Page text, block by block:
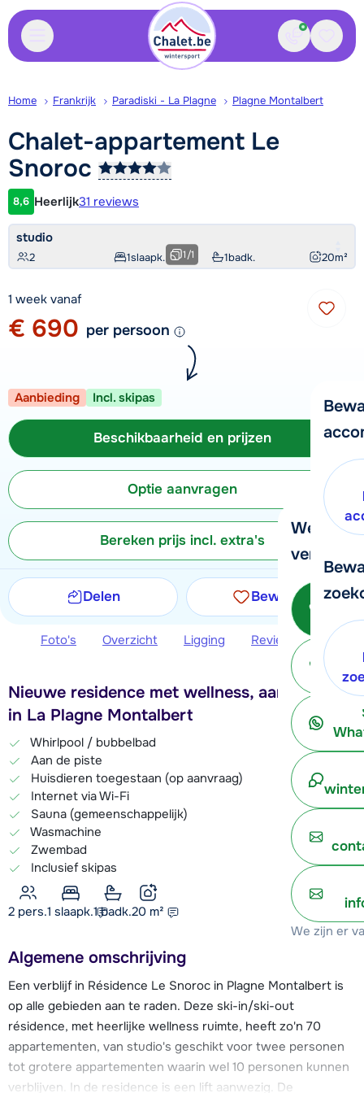
Contact
We
verder!
We zijn er
Home Frankrijk Paradiski - La Plagne Plagne Montalbert
Chalet-appartement Le
Snoroc
Klantwaardering
8,6 Heerlijk31 reviews
studio
2 1slaapk. 1badk. 20m²
1/1
1 week vanaf
€ 690 per persoon
Aanbieding Incl. skipas
Beschikbaarheid en prijzen
Optie aanvragen
Bereken prijs incl. extra's
Delen Bewaren
Foto's Overzicht Ligging Reviews
Nieuwe residence met wellness, aan de piste
in La Plagne Montalbert
Whirlpool / bubbelbad
Aan de piste
Huisdieren toegestaan (op aanvraag)
Internet via Wi-Fi
Sauna (gemeenschappelijk)
Wasmachine
Zwembad
Inclusief skipas
2 pers.1 slaapk.1 badk.20 m²
Algemene omschrijving
Een verblijf in Résidence Le Snoroc in Plagne Montalbert is
op alle gebieden aan te raden. Deze ski-in/ski-out
résidence, met heerlijke wellness ruimte, heeft zo'n 70
appartementen, van studio's geschikt voor twee personen
tot grotere appartementen waarin wel 10 personen kunnen
verblijven. In de residence is een lift aanwezig. De